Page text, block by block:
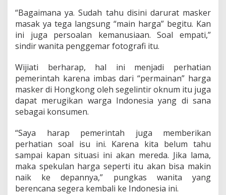
t
“Bagaimana ya. Sudah tahu disini darurat masker
masak ya tega langsung “main harga” begitu. Kan
ini juga persoalan kemanusiaan. Soal empati,”
sindir wanita penggemar fotografi itu.
Wijiati berharap, hal ini menjadi perhatian
pemerintah karena imbas dari “permainan” harga
masker di Hongkong oleh segelintir oknum itu juga
dapat merugikan warga Indonesia yang di sana
sebagai konsumen.
“Saya harap pemerintah juga memberikan
perhatian soal isu ini. Karena kita belum tahu
sampai kapan situasi ini akan mereda. Jika lama,
maka spekulan harga seperti itu akan bisa makin
naik ke depannya,” pungkas wanita yang
berencana segera kembali ke Indonesia ini.